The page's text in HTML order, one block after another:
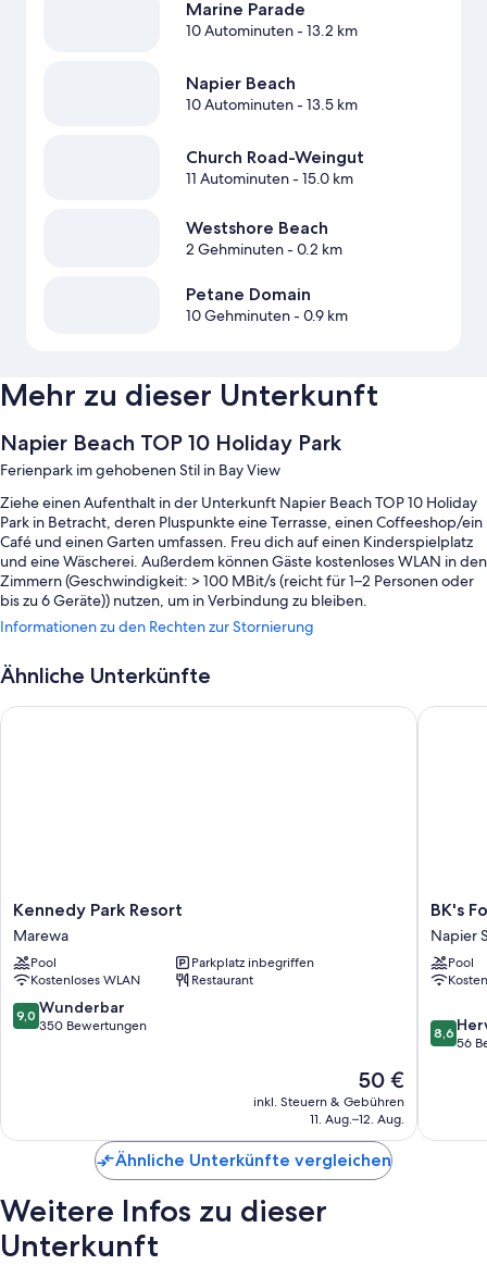
Marine Parade
10 Autominuten- 13.2 km
Napier Beach
10 Autominuten- 13.5 km
Church Road-Weingut
11 Autominuten- 15.0 km
Westshore Beach
2 Gehminuten- 0.2 km
Petane Domain
10 Gehminuten- 0.9 km
Mehr zu dieser Unterkunft
Napier Beach TOP 10 Holiday Park
Ferienpark im gehobenen Stil in Bay View
Ziehe einen Aufenthalt in der Unterkunft Napier Beach TOP 10 Holiday
Park in Betracht, deren Pluspunkte eine Terrasse, einen Coffeeshop/ein
Café und einen Garten umfassen. Freu dich auf einen Kinderspielplatz
und eine Wäscherei. Außerdem können Gäste kostenloses WLAN in den
Zimmern (Geschwindigkeit: > 100 MBit/s (reicht für 1–2 Personen oder
bis zu 6 Geräte)) nutzen, um in Verbindung zu bleiben.
Während deines Aufenthalts erwarten dich außerdem die folgenden
Parken ohne Service (kostenlos)
Ein kontinentales Frühstück (gegen Aufpreis), ein Fahrradverleih
Andere Ausstattungsmerkmale und Services sind unter anderem:
Flachbildfernseher mit Digitalempfang
Informationen zu den Rechten zur Stornierung
Ähnliche Unterkünfte
Kennedy
Park
Resort
Marewa
Kennedy Park Resort
Marewa
Pool
Parkplatz inbegriffen
Kostenloses WLAN
Restaurant
9.0
von
9,0 Wunderbar
350 Bewertungen
Der
Preis
beträgt
50 €
inkl. Steuern & Gebühren
11. Aug.–12. Aug.
Kennedy Park Resort
BK's
Fountain
Court
Motel
Napier
BK's
Napier
Pool
8.6
von
8,6
56
BK's
Ähnliche Unterkünfte vergleichen
Weitere Infos zu dieser
Unterkunft